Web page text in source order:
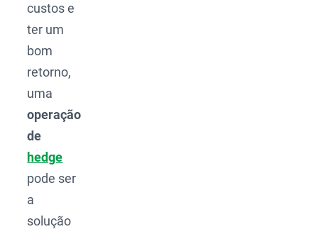
custos e
ter um
bom
retorno,
uma
operação
de
hedge
pode ser
a
solução